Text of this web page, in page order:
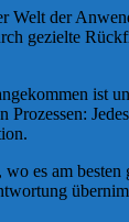
Welt der
gezielte
ist
Prozessen:
es am besten